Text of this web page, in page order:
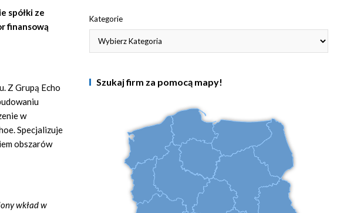
spółki ze
finansową
Z Grupą Echo
w
Specjalizuje
obszarów
wkład w
Kategorie
Szukaj firm za pomocą mapy!